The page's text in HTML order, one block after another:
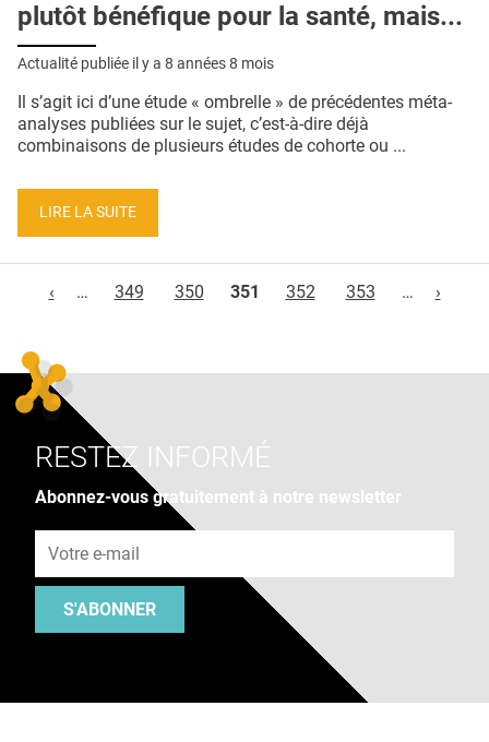
plutôt bénéfique pour la santé, mais...
Actualité publiée il y a 8 années 8 mois
Il s’agit ici d’une étude « ombrelle » de précédentes méta-
analyses publiées sur le sujet, c’est-à-dire déjà
combinaisons de plusieurs études de cohorte ou ...
LIRE LA SUITE
‹
… 349 350 351 352 353 … ›
RESTEZ INFORMÉ
Abonnez-vous gratuitement à notre newsletter
S'ABONNER